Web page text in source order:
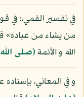
في تفسير القمي،: في
من يشاء من
الله و الأئمة(صلى
و في المعاني،